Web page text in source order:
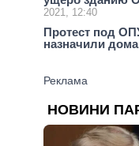
2021, 12:40
Протест под
назначили